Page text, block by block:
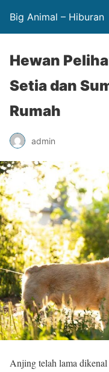
Big Animal – Hiburan
Hewan
Setia dan
Rumah
admin
Anjing telah lama dikenal